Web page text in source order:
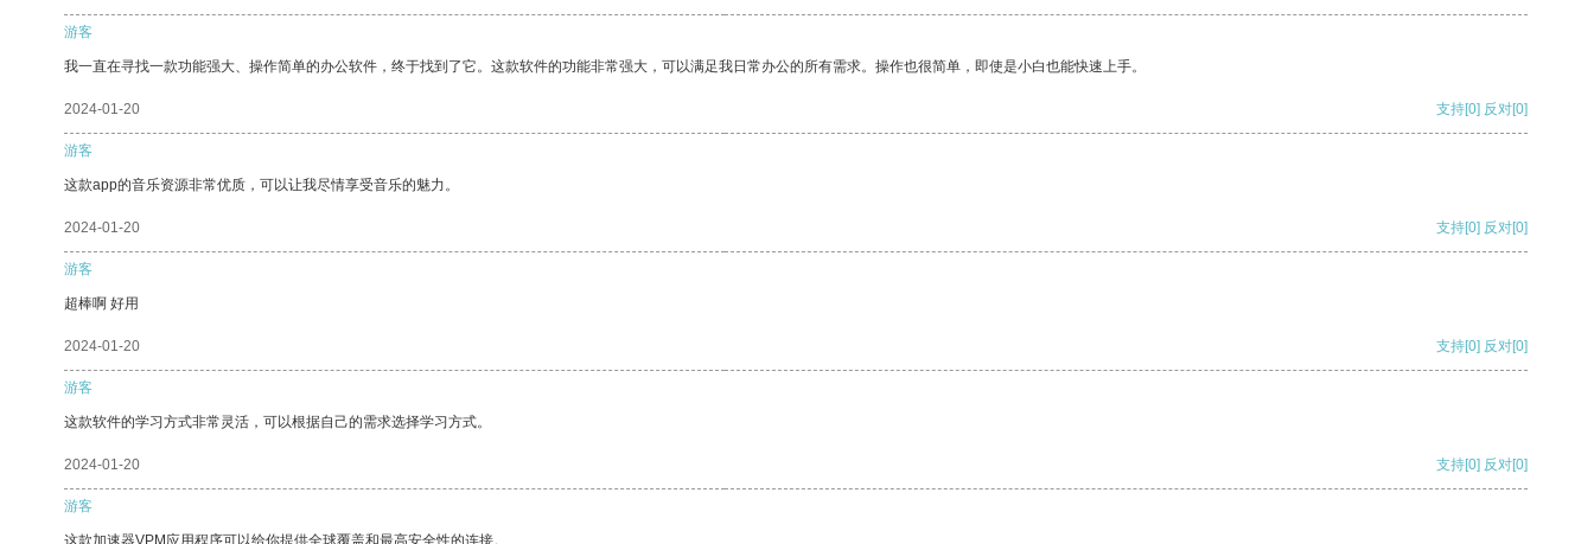
游客
我一直在寻找一款功能强大、操作简单的办公软件，终于找到了它。这款软件的功能非常强大，可以满足我日常办公的所有需求。操作也很简单，即使是小白也能快速上手。
2024-01-20 支持[0] 反对[0]
游客
这款app的音乐资源非常优质，可以让我尽情享受音乐的魅力。
2024-01-20 支持[0] 反对[0]
游客
超棒啊 好用
2024-01-20 支持[0] 反对[0]
游客
这款软件的学习方式非常灵活，可以根据自己的需求选择学习方式。
2024-01-20 支持[0] 反对[0]
游客
这款加速器VPM应用程序可以给你提供全球覆盖和最高安全性的连接。